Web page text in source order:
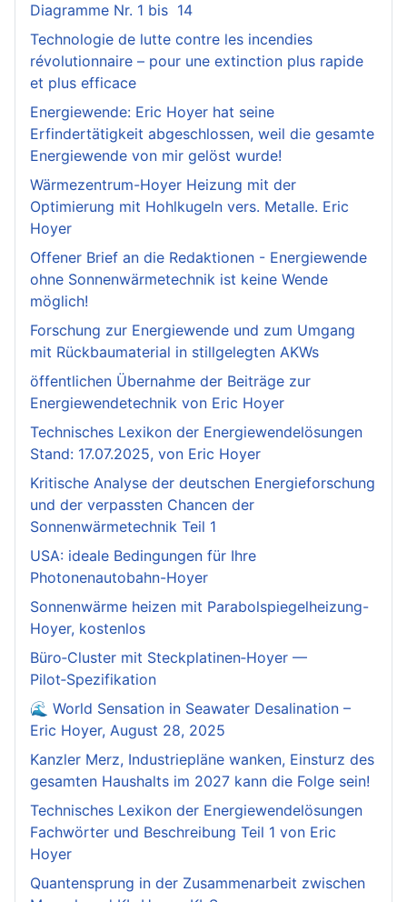
Diagramme Nr. 1 bis 14
Technologie de lutte contre les incendies
révolutionnaire – pour une extinction plus rapide
et plus efficace
Energiewende: Eric Hoyer hat seine
Erfindertätigkeit abgeschlossen, weil die gesamte
Energiewende von mir gelöst wurde!
Wärmezentrum-Hoyer Heizung mit der
Optimierung mit Hohlkugeln vers. Metalle. Eric
Hoyer
Offener Brief an die Redaktionen - Energiewende
ohne Sonnenwärmetechnik ist keine Wende
möglich!
Forschung zur Energiewende und zum Umgang
mit Rückbaumaterial in stillgelegten AKWs
öffentlichen Übernahme der Beiträge zur
Energiewendetechnik von Eric Hoyer
Technisches Lexikon der Energiewendelösungen
Stand: 17.07.2025, von Eric Hoyer
Kritische Analyse der deutschen Energieforschung
und der verpassten Chancen der
Sonnenwärmetechnik Teil 1
USA: ideale Bedingungen für Ihre
Photonenautobahn-Hoyer
Sonnenwärme heizen mit Parabolspiegelheizung-
Hoyer, kostenlos
Büro‑Cluster mit Steckplatinen‑Hoyer —
Pilot‑Spezifikation
🌊 World Sensation in Seawater Desalination –
Eric Hoyer, August 28, 2025
Kanzler Merz, Industriepläne wanken, Einsturz des
gesamten Haushalts im 2027 kann die Folge sein!
Technisches Lexikon der Energiewendelösungen
Fachwörter und Beschreibung Teil 1 von Eric
Hoyer
Quantensprung in der Zusammenarbeit zwischen